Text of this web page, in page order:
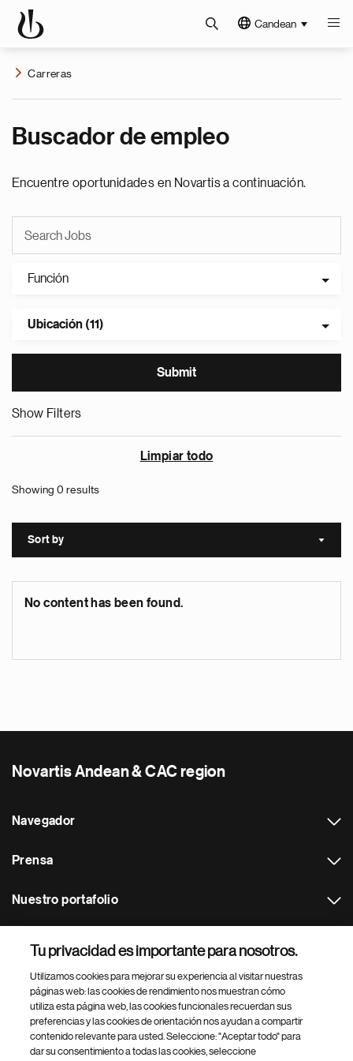
Candean
Carreras
Buscador de empleo
Encuentre oportunidades en Novartis a continuación.
Función
Ubicación (11)
Show Filters
Limpiar todo
Showing 0 results
Sort by Sort
No content has been found.
Novartis Andean & CAC region
Navegador
Prensa
Nuestro portafolio
Footer Site Search
Tu privacidad es importante para nosotros.
Utilizamos cookies para mejorar su experiencia al visitar nuestras
páginas web: las cookies de rendimiento nos muestran cómo
utiliza esta página web, las cookies funcionales recuerdan sus
preferencias y las cookies de orientación nos ayudan a compartir
contenido relevante para usted. Seleccione: "Aceptar todo" para
dar su consentimiento a todas las cookies, seleccione